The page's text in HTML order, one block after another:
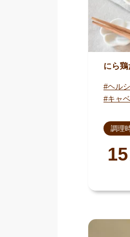
にら
ヘル
キャ
調理
15